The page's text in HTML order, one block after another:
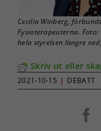
Cecilia Winberg,
Fysioterapeuterna.
hela styrelsen längre
Skriv ut eller
2021-10-15 | DEBATT